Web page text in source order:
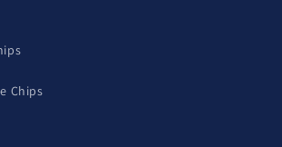
Chips